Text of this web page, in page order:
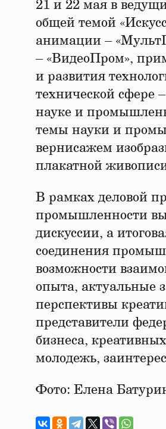
21 и 22 мая в
общей темой
анимации –
– «ВидеоПром»,
и развития
технической сфере
науке и
темы науки и
вернисажем
плакатной
В рамках деловой
промышленности
дискуссии, а
соединения
возможности
опыта, актуальные
перспективы
представители
бизнеса,
молодежь,
Фото: Елена